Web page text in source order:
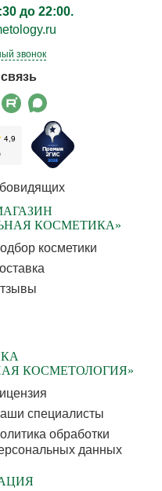
до 22:00.
звонок
КОСМЕТИКА»
косметики
КОСМЕТОЛОГИЯ»
специалисты
обработки
данных